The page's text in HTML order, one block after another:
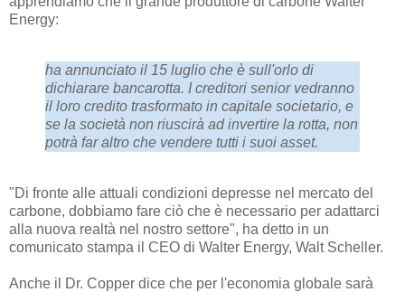
Energy:
ha annunciato il 15 luglio che è sull'orlo di
dichiarare bancarotta. I creditori senior vedranno
il loro credito trasformato in capitale societario, e
se la società non riuscirà ad invertire la rotta, non
potrà far altro che vendere tutti i suoi asset.
"Di fronte alle attuali condizioni depresse nel mercato del
carbone, dobbiamo fare ciò che è necessario per adattarci
alla nuova realtà nel nostro settore", ha detto in un
comunicato stampa il CEO di Walter Energy, Walt Scheller.
Anche il Dr. Copper dice che per l'economia globale sarà